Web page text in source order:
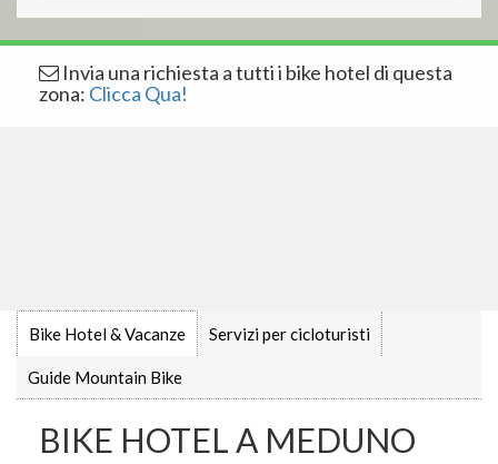
Invia una richiesta a tutti i bike hotel di questa
zona: Clicca Qua!
Bike Hotel & Vacanze Servizi per cicloturisti
Guide Mountain Bike
BIKE HOTEL A MEDUNO